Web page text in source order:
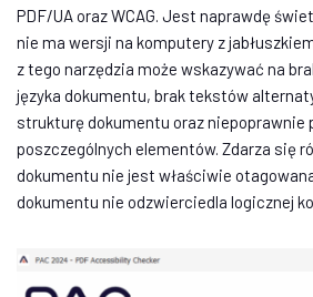
PDF/UA oraz WCAG. Jest naprawdę
nie ma wersji na komputery z
z tego narzędzia może wskazywać na
języka dokumentu, brak tekstów
strukturę dokumentu oraz niepoprawnie
poszczególnych elementów. Zdarza się
dokumentu nie jest właściwie
dokumentu nie odzwierciedla logicznej